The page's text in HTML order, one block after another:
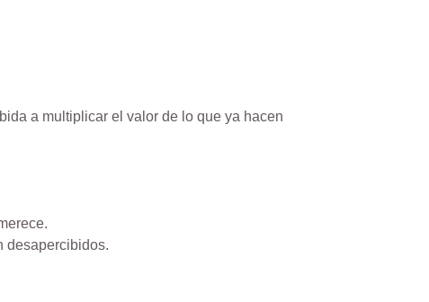
a multiplicar el valor de lo que ya hacen
desapercibidos.